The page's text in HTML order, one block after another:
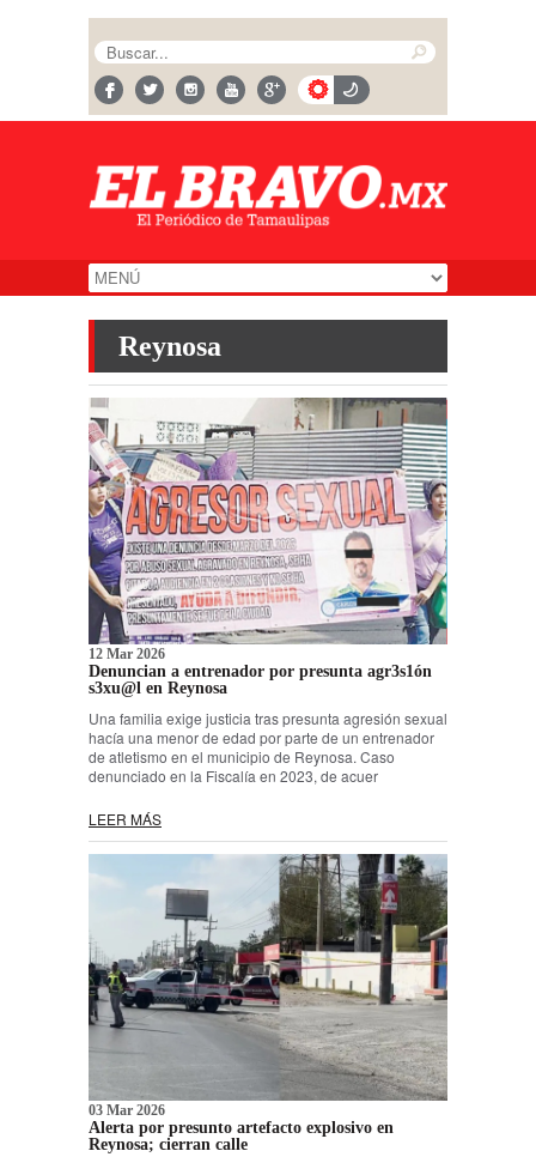
Reynosa
12 Mar 2026
Denuncian a entrenador por presunta agr3s1ón
s3xu@l en Reynosa
Una familia exige justicia tras presunta agresión sexual
hacía una menor de edad por parte de un entrenador
de atletismo en el municipio de Reynosa. Caso
denunciado en la Fiscalía en 2023, de acuer
LEER MÁS
03 Mar 2026
Alerta por presunto artefacto explosivo en
Reynosa; cierran calle